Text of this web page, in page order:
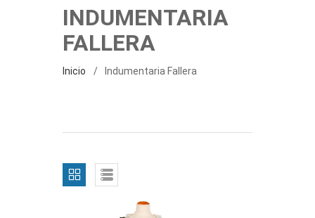
INDUMENTARIA
FALLERA
Inicio Indumentaria Fallera